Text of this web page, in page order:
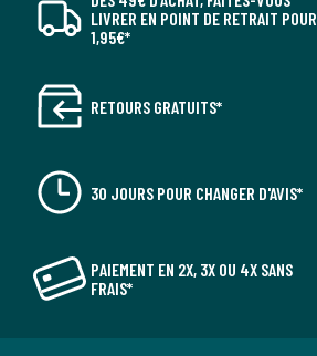
LIVRER EN POINT DE RETRAIT POUR
1,95€*
RETOURS GRATUITS*
30 JOURS POUR CHANGER D'AVIS*
PAIEMENT EN 2X, 3X OU 4X SANS
FRAIS*